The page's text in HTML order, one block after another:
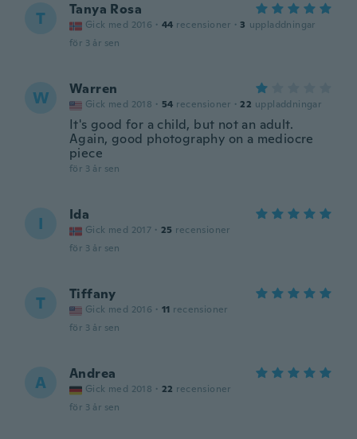
T Tanya Rosa
Gick med 2016 · 44 recensioner · 3 uppladdningar
för 3 år sen
W Warren
Gick med 2018 · 54 recensioner · 22 uppladdningar
It's good for a child, but not an adult.
Again, good photography on a mediocre
piece
för 3 år sen
I Ida
Gick med 2017 · 25 recensioner
för 3 år sen
T Tiffany
Gick med 2016 · 11 recensioner
för 3 år sen
A Andrea
Gick med 2018 · 22 recensioner
för 3 år sen